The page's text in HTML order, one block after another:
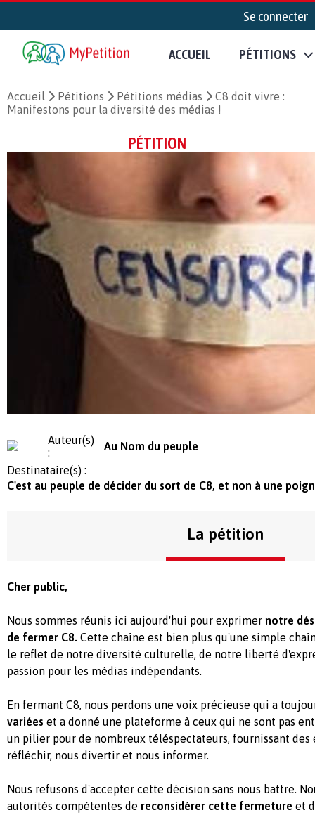
Se connecter
ACCUEIL PÉTITIONS
Accueil Pétitions Pétitions médias
C8 doit vivre :
Manifestons pour la diversité des médias !
PÉTITION
Auteur(s)
:
Au Nom du peuple
Destinataire(s) :
C'est au peuple de décider du sort de C8, et non à une
La pétition
Cher public,
Nous sommes réunis ici aujourd'hui pour exprimer notre
de fermer C8. Cette chaîne est bien plus qu'une simple
le reflet de notre diversité culturelle, de notre liberté
passion pour les médias indépendants.
En fermant C8, nous perdons une voix précieuse qui a
variées et a donné une plateforme à ceux qui ne sont pas
un pilier pour de nombreux téléspectateurs, fournissant des
réfléchir, nous divertir et nous informer.
Nous refusons d'accepter cette décision sans nous battre.
autorités compétentes de reconsidérer cette fermeture et